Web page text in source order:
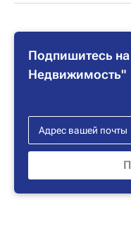
Подпишитесь
Недвижимость"